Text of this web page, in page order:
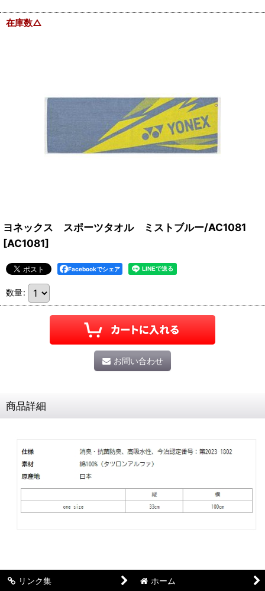
在庫数△
ヨネックス スポーツタオル ミストブルー/AC1081
[AC1081]
Facebookでシェア
数量:
お問い合わせ
商品詳細
リンク集 ホーム